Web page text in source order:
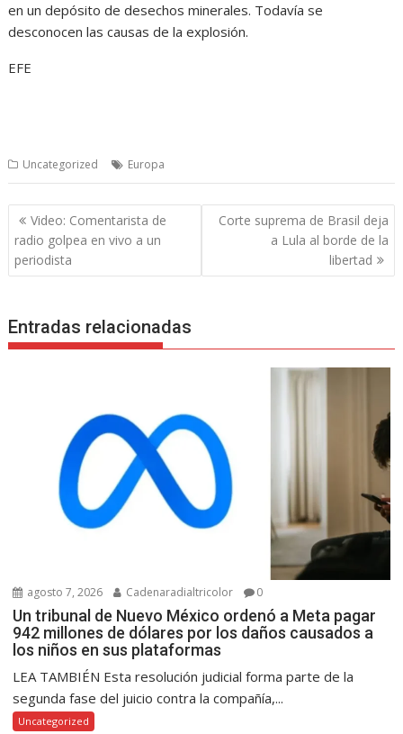
en un depósito de desechos minerales. Todavía se
desconocen las causas de la explosión.
EFE
Uncategorized Europa
Navegación
de
entradas
Video: Comentarista de
radio golpea en vivo a un
periodista
Corte suprema de Brasil deja
a Lula al borde de la
libertad
Entradas relacionadas
agosto 7, 2026 Cadenaradialtricolor 0
Un tribunal de Nuevo México ordenó a Meta pagar
942 millones de dólares por los daños causados a
los niños en sus plataformas
LEA TAMBIÉN Esta resolución judicial forma parte de la
segunda fase del juicio contra la compañía,...
Uncategorized